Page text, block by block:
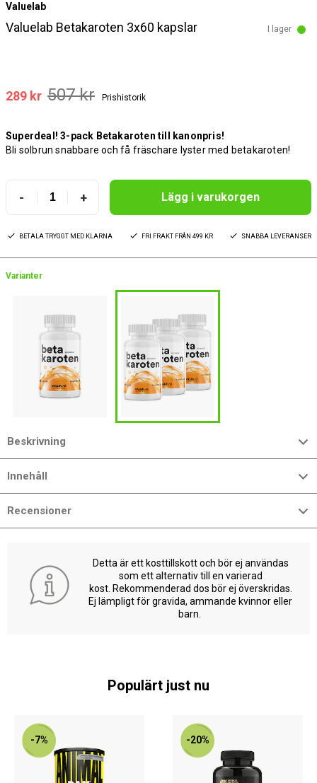
Valuelab
Valuelab Betakaroten 3x60 kapslar I lager
289 kr 507 kr Prishistorik
Superdeal! 3-pack Betakaroten till kanonpris!
Bli solbrun snabbare och få fräschare lyster med betakaroten!
- + Lägg i varukorgen
BETALA TRYGGT MED KLARNA FRI FRAKT FRÅN 499 KR SNABBA LEVERANSER
Varianter
Beskrivning
Innehåll
Recensioner
Detta är ett kosttillskott och bör ej användas
som ett alternativ till en varierad
kost. Rekommenderad dos bör ej överskridas.
Ej lämpligt för gravida, ammande kvinnor eller
barn.
Populärt just nu
-7% -20%